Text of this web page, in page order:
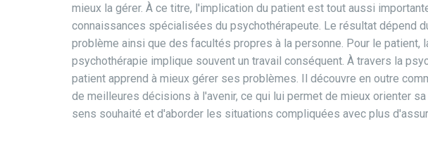
mieux la gérer. À ce titre, l'implication du patient est tout aussi
connaissances spécialisées du psychothérapeute. Le résultat dépend
problème ainsi que des facultés propres à la personne. Pour le patient,
psychothérapie implique souvent un travail conséquent. À travers la
patient apprend à mieux gérer ses problèmes. Il découvre en outre
de meilleures décisions à l'avenir, ce qui lui permet de mieux orienter
sens souhaité et d'aborder les situations compliquées avec plus